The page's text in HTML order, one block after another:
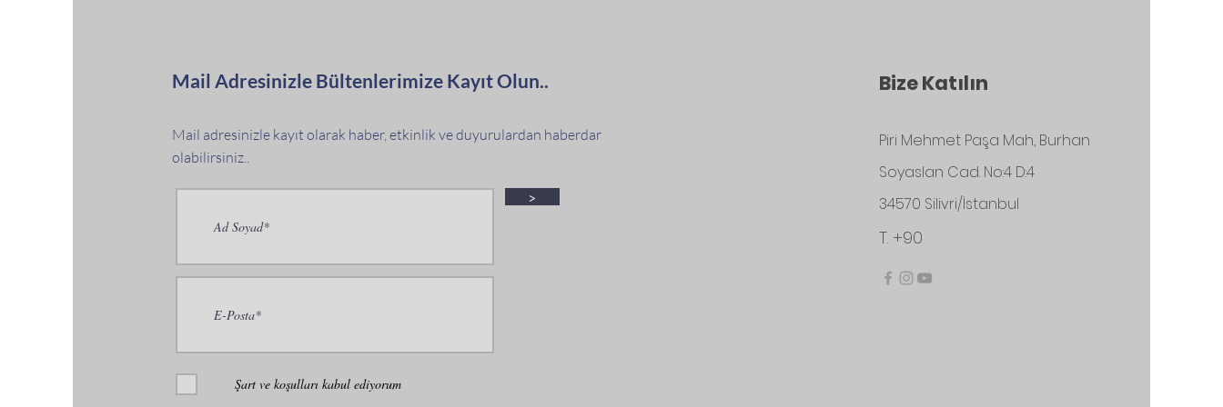
Mail Adresinizle Bültenlerimize Kayıt Olun..
Mail adresinizle kayıt olarak haber, etkinlik ve duyurulardan haberdar
olabilirsiniz..
>
Şart ve koşulları kabul ediyorum
Bize Katılın
Piri Mehmet Paşa Mah, Burhan
Soyaslan Cad. No:4 D:4
34570 Silivri/İstanbul
T. +90